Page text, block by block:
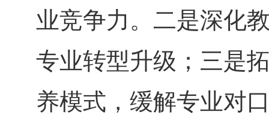
业竞争力。二是深化
专业转型升级；三是
养模式，缓解专业对